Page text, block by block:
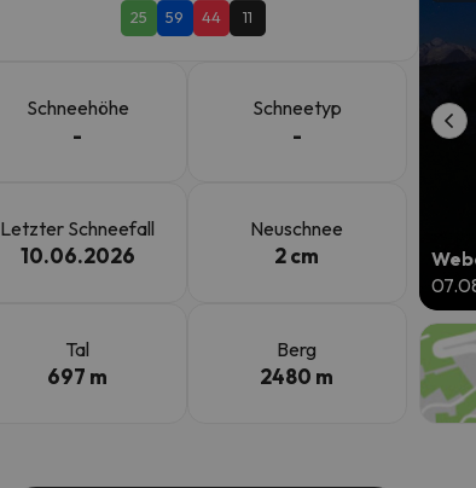
25 59 44 11
Schneehöhe
-
Schneetyp
-
Letzter Schneefall
10.06.2026
Neuschnee
2 cm
Tal
697 m
Berg
2480 m